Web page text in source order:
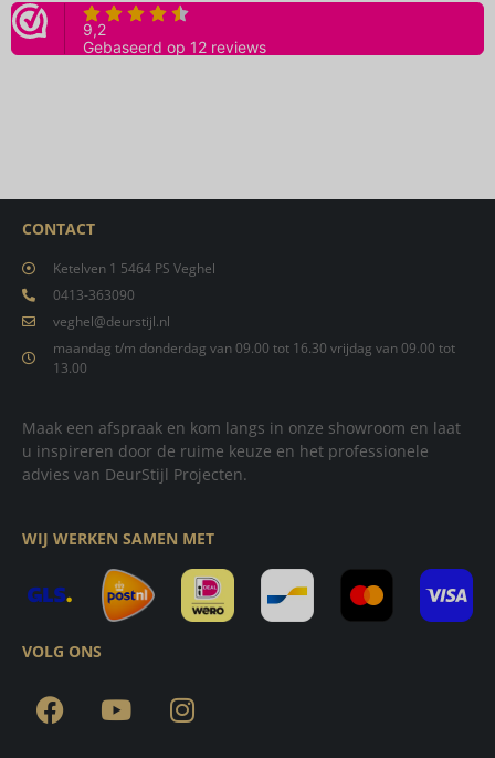
CONTACT
Ketelven 1 5464 PS Veghel
0413-363090
veghel@deurstijl.nl
maandag t/m donderdag van 09.00 tot 16.30 vrijdag van 09.00 tot
13.00
Maak een afspraak en kom langs in onze showroom en laat
u inspireren door de ruime keuze en het professionele
advies van DeurStijl Projecten.
WIJ WERKEN SAMEN MET
VOLG ONS